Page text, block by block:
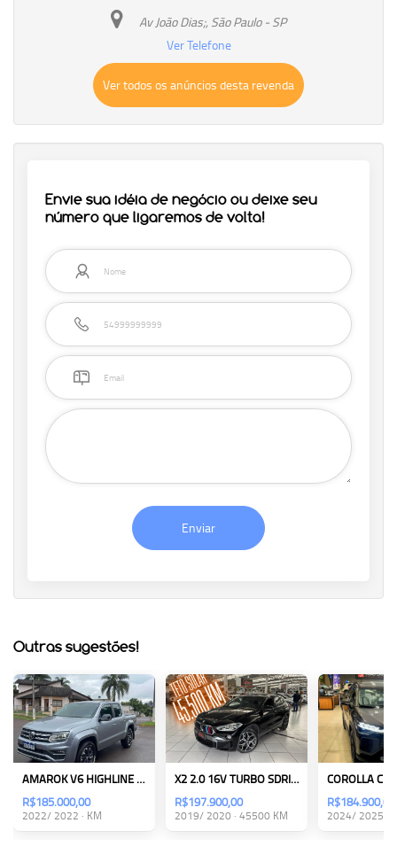
Av João Dias;, São Paulo - SP
Ver Telefone
Ver todos os anúncios desta revenda
Envie sua idéia de negócio ou deixe seu
número que ligaremos de volta!
Enviar
Outras sugestões!
AMAROK V6 HIGHLINE CD 3.0
R$185.000,00
2022/ 2022 · KM
X2 2.0 16V TURBO SDRIVE20I GP
R$197.900,00
2019/ 2020 · 45500 KM
R$184.900,00
2024/ 2025 ·